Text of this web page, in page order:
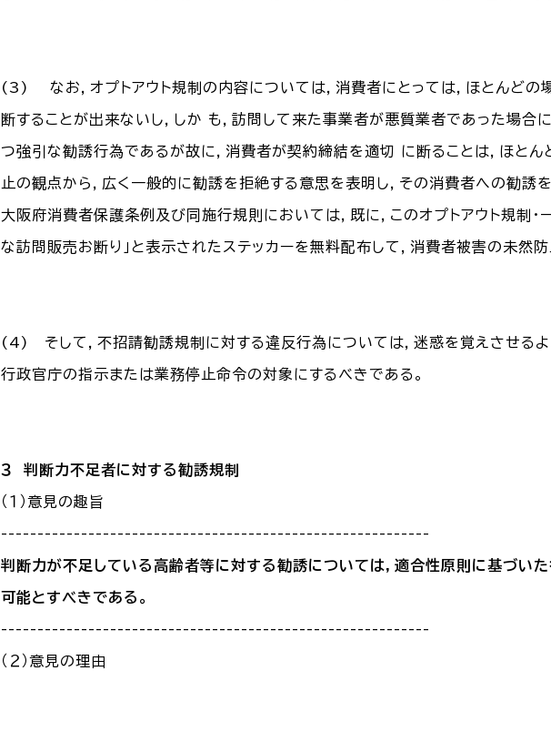
(3) なお，オプトアウト規制の内容については，消費者にとっては，ほとんどの
断することが出来ないし，しか も，訪問して来た事業者が悪質業者であった場合
つ強引な勧誘行為であるが故に，消費者が契約締結を適切 に断ることは，ほと
止の観点から，広く一般的に勧誘を拒絶する意思を表明し，その消費者への勧誘
大阪府消費者保護条例及び同施行規則においては，既に，このオプトアウト規制
な訪問販売お断り」と表示されたステッカーを無料配布して，消費者被害の未然防
(4) そして，不招請勧誘規制に対する違反行為については，迷惑を覚えさせるよ
行政官庁の指示または業務停止命令の対象にするべきである。
３ 判断力不足者に対する勧誘規制
（１）意見の趣旨
-----------------------------------------------------------
判断力が不足している高齢者等に対する勧誘については，適合性原則に基づい
可能とすべきである。
-----------------------------------------------------------
（２）意見の理由